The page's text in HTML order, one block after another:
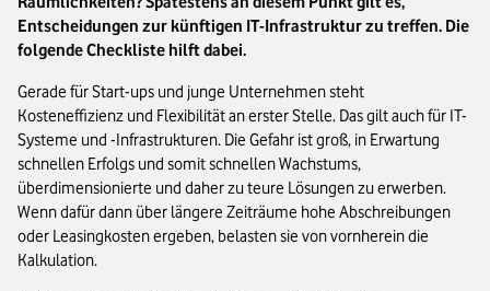
Entscheidungen zur künftigen IT-Infrastruktur zu treffen. Die
folgende Checkliste hilft dabei.
Gerade für Start-ups und junge Unternehmen steht
Kosteneffizienz und Flexibilität an erster Stelle. Das gilt auch für IT-
Systeme und -Infrastrukturen. Die Gefahr ist groß, in Erwartung
schnellen Erfolgs und somit schnellen Wachstums,
überdimensionierte und daher zu teure Lösungen zu erwerben.
Wenn dafür dann über längere Zeiträume hohe Abschreibungen
oder Leasingkosten ergeben, belasten sie von vornherein die
Kalkulation.